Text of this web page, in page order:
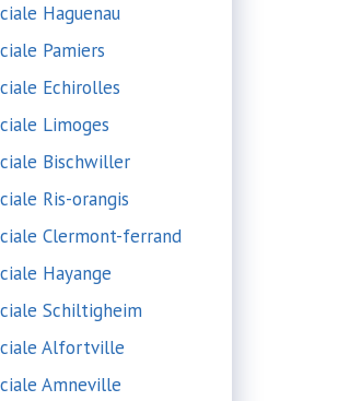
Haguenau
Pamiers
Echirolles
Limoges
Bischwiller
Ris-orangis
Clermont-ferrand
Hayange
Schiltigheim
Alfortville
Amneville